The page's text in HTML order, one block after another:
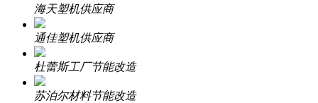
海天塑机供应商
通佳塑机供应商
杜蕾斯工厂节能改造
苏泊尔材料节能改造